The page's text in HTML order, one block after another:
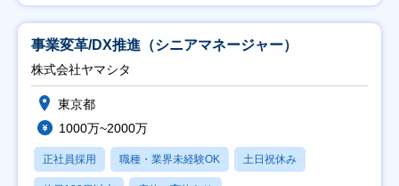
事業変革/DX推進（シニアマネージャー）
株式会社ヤマシタ
東京都
1000万~2000万
正社員採用 職種・業界未経験OK 土日祝休み